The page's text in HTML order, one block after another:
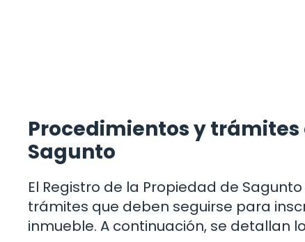
Procedimientos y trámites
Sagunto
El Registro de la Propiedad de
trámites que deben seguirse para
inmueble. A continuación, se detallan